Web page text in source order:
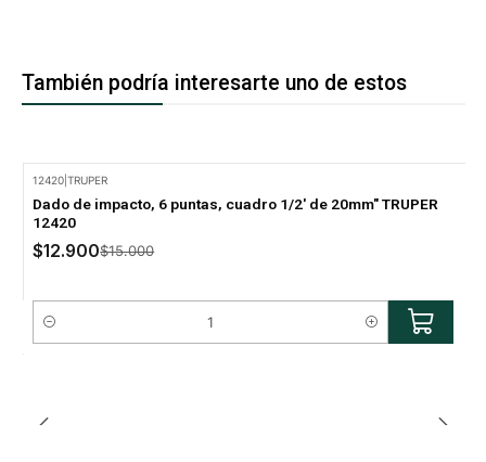
También podría interesarte uno de estos
12420 |TRUPER
Dado de impacto, 6 puntas, cuadro 1/2' de 20mm" TRUPER
12420
$12.900$15.000
Cantidad